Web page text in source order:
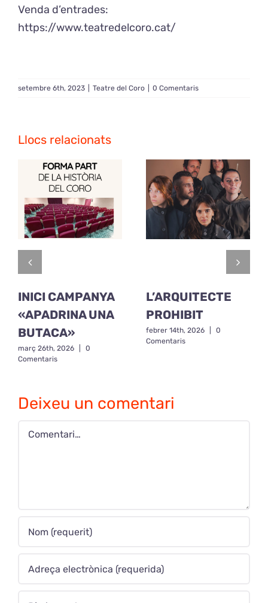
Venda d’entrades:
https://www.teatredelcoro.cat/
setembre 6th, 2023 Teatre del Coro 0 Comentaris
Llocs relacionats
INICI CAMPANYA
«APADRINA UNA
BUTACA»
març 26th, 2026
0
Comentaris
L’ARQUITECTE
PROHIBIT
febrer 14th, 2026
0
Comentaris
Deixeu un comentari
Comment